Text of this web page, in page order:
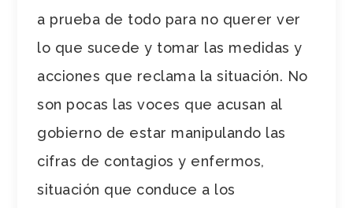
a prueba de todo para no querer ver
lo que sucede y tomar las medidas y
acciones que reclama la situación. No
son pocas las voces que acusan al
gobierno de estar manipulando las
cifras de contagios y enfermos,
situación que conduce a los